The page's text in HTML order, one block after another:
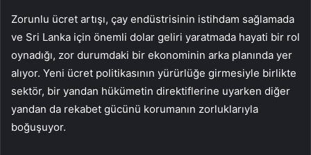
Zorunlu ücret artışı, çay endüstrisinin istihdam sağlamada
ve Sri Lanka için önemli dolar geliri yaratmada hayati bir rol
oynadığı, zor durumdaki bir ekonominin arka planında yer
alıyor. Yeni ücret politikasının yürürlüğe girmesiyle birlikte
sektör, bir yandan hükümetin direktiflerine uyarken diğer
yandan da rekabet gücünü korumanın zorluklarıyla
boğuşuyor.